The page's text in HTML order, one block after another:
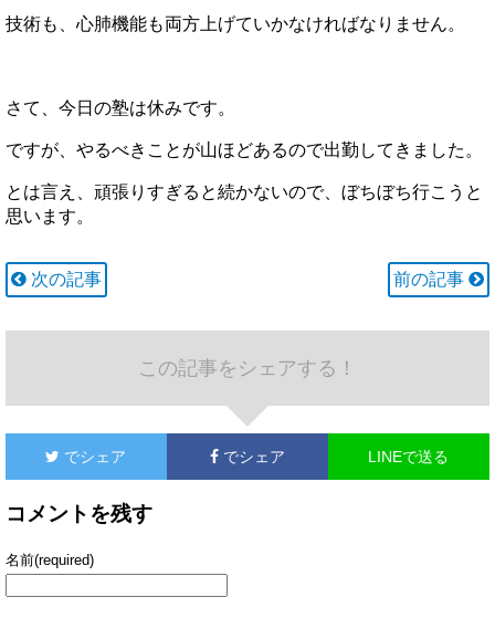
技術も、心肺機能も両方上げていかなければなりません。
さて、今日の塾は休みです。
ですが、やるべきことが山ほどあるので出勤してきました。
とは言え、頑張りすぎると続かないので、ぼちぼち行こうと
思います。
次の記事 前の記事
この記事をシェアする！
でシェア でシェア LINEで送る
コメントを残す
名前(required)